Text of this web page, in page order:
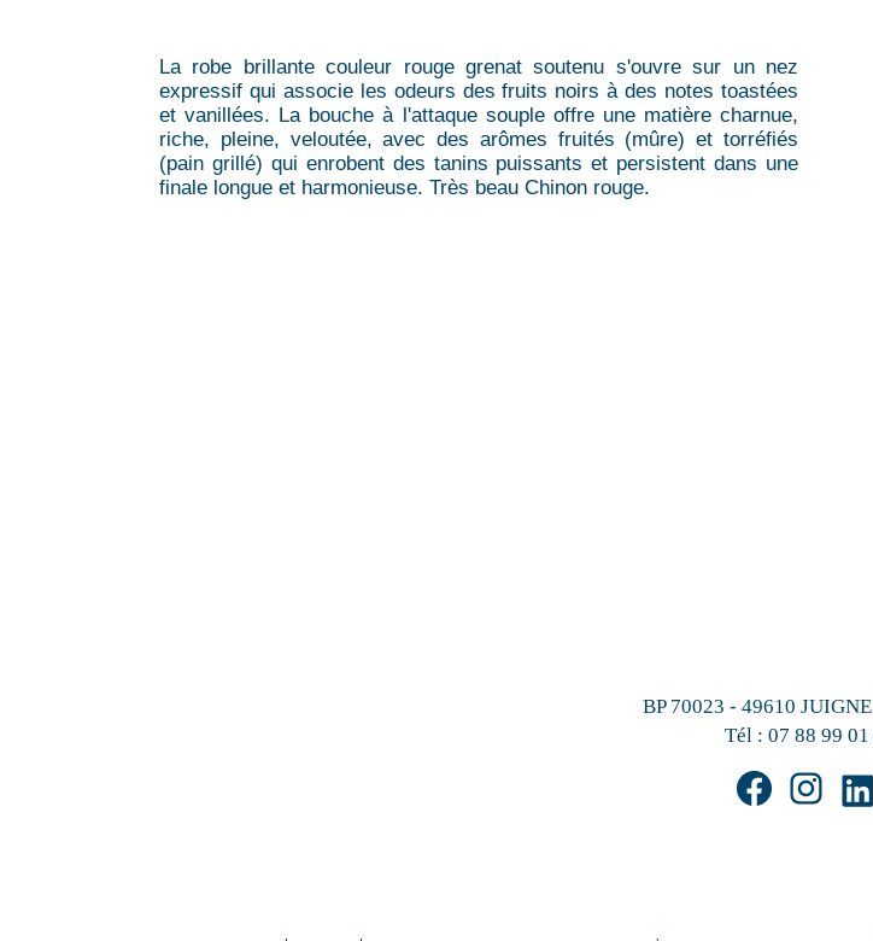
La robe brillante couleur rouge grenat soutenu s'ouvre sur un nez
expressif qui associe les odeurs des fruits noirs à des notes toastées
et vanillées. La bouche à l'attaque souple offre une matière charnue,
riche, pleine, veloutée, avec des arômes fruités (mûre) et torréfiés
(pain grillé) qui enrobent des tanins puissants et persistent dans une
finale longue et harmonieuse. Très beau Chinon rouge.
BP 70023 - 49610
Tél : 07 88 99 01